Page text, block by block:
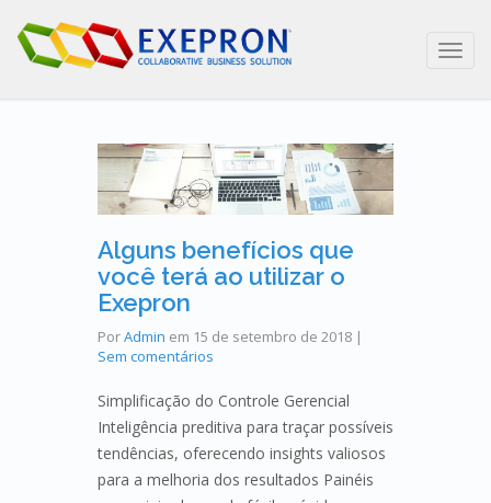
Alguns benefícios que
você terá ao utilizar o
Exepron
PorAdmin em 15 de setembro de 2018 |
Sem comentários
Simplificação do Controle Gerencial
Inteligência preditiva para traçar possíveis
tendências, oferecendo insights valiosos
para a melhoria dos resultados Painéis